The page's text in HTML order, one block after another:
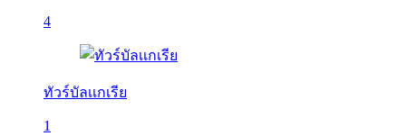
4
ทัวร์บัลเเกเรีย
1